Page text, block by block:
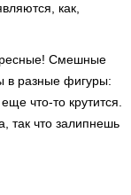
как,
Смешные
в разные фигуры:
что-то крутится.
так что залипнешь